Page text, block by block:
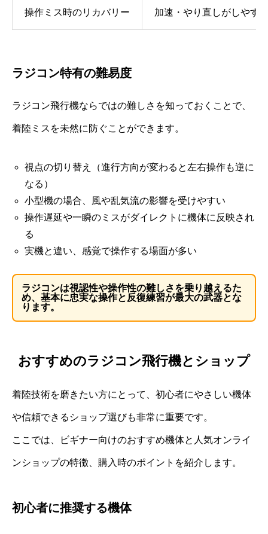
操作ミス時のリカバリー 加速・やり直しがしやす
ラジコン特有の難易度
ラジコン飛行機ならではの難しさを知っておくことで、
着陸ミスを未然に防ぐことができます。
視点の切り替え（進行方向が変わると左右操作も逆に
なる）
小型機の場合、風や乱気流の影響を受けやすい
操作遅延や一瞬のミスがダイレクトに機体に反映され
る
実機と違い、感覚で操作する場面が多い
ラジコンは視認性や操作性の難しさを乗り越えるた
め、基本に忠実な操作と反復練習が最大の武器とな
ります。
おすすめのラジコン飛行機とショップ
着陸技術を磨きたい方にとって、初心者にやさしい機体
や信頼できるショップ選びも非常に重要です。
ここでは、ビギナー向けのおすすめ機体と人気オンライ
ンショップの特徴、購入時のポイントを紹介します。
初心者に推奨する機体